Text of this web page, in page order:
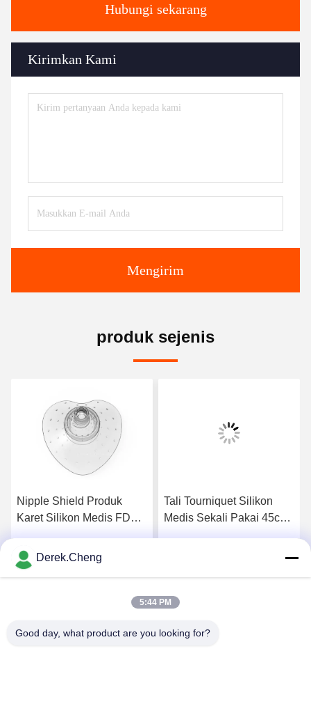
Hubungi sekarang
Kirimkan Kami
Mengirim
produk sejenis
Nipple Shield Produk
Karet Silikon Medis FDA
Tali Tourniquet Silikon
Medis Sekali Pakai 45cm
Derek.Cheng
5:44 PM
Good day, what product are you looking for?